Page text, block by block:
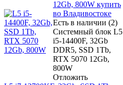
12Gb, 800W купить
во Владивостоке
Есть в наличии (2)
Системный блок L5
i5-14400F, 32Gb
DDR5, SSD 1Tb,
RTX 5070 12Gb,
800W
Отложить